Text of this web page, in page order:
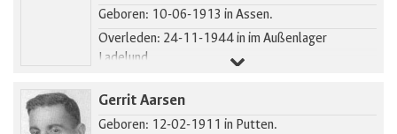
Geboren: 10-06-1913 in Assen.
Overleden: 24-11-1944 in im Außenlager
Ladelund.
Gerrit Aarsen
Geboren: 12-02-1911 in Putten.